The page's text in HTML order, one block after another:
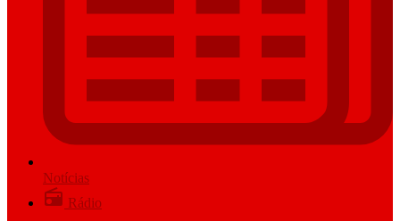
Notícias
Rádio